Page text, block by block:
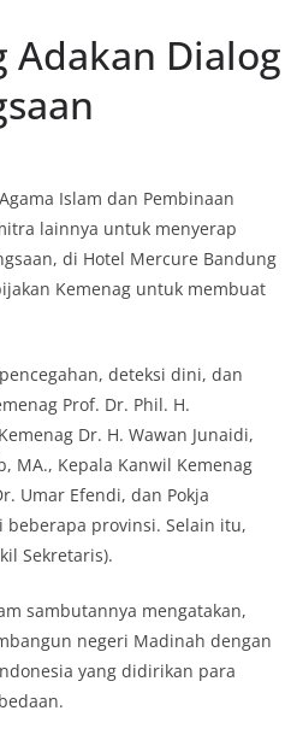
Adakan Dialog
Islam dan Pembinaan
lainnya untuk menyerap
di Hotel Mercure Bandung
Kemenag untuk membuat
deteksi dini, dan
Prof. Dr. Phil. H.
Dr. H. Wawan Junaidi,
MA., Kepala Kanwil Kemenag
Umar Efendi, dan Pokja
beberapa provinsi. Selain itu,
Sekretaris).
sambutannya mengatakan,
negeri Madinah dengan
yang didirikan para